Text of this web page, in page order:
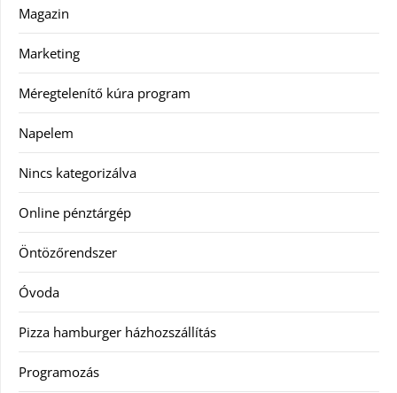
Magazin
Marketing
Méregtelenítő kúra program
Napelem
Nincs kategorizálva
Online pénztárgép
Öntözőrendszer
Óvoda
Pizza hamburger házhozszállítás
Programozás